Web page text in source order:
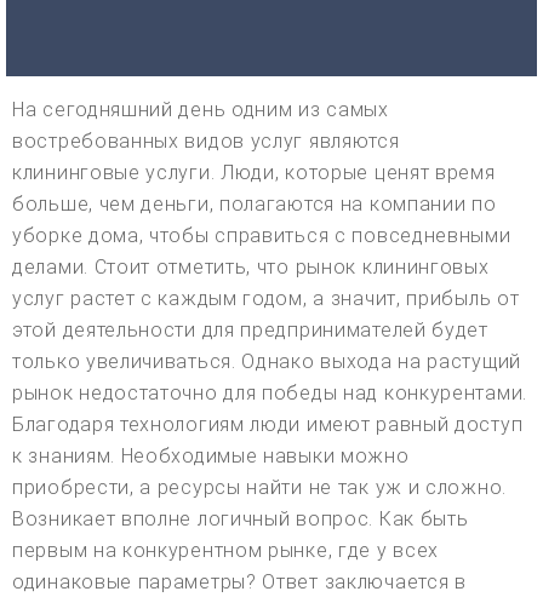
На сегодняшний день одним из самых
востребованных видов услуг являются
клининговые услуги. Люди, которые ценят время
больше, чем деньги, полагаются на компании по
уборке дома, чтобы справиться с повседневными
делами. Стоит отметить, что рынок клининговых
услуг растет с каждым годом, а значит, прибыль от
этой деятельности для предпринимателей будет
только увеличиваться. Однако выхода на растущий
рынок недостаточно для победы над конкурентами.
Благодаря технологиям люди имеют равный доступ
к знаниям. Необходимые навыки можно
приобрести, а ресурсы найти не так уж и сложно.
Возникает вполне логичный вопрос. Как быть
первым на конкурентном рынке, где у всех
одинаковые параметры? Ответ заключается в